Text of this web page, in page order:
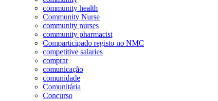
community health
Community Nurse
community nurses
community pharmacist
Comparticipado registo no NMC
competitive salaries
comprar
comunicação
comunidade
Comunitária
Concurso